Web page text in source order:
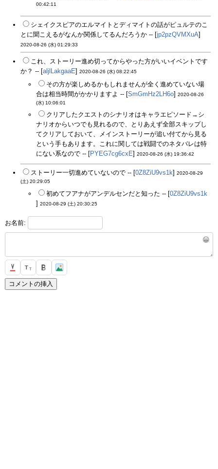
00:42:11
シェイクスピアのエルマイトとディマイトの話がピュルテのこ
とに聞こえるがなんか関係してるんだろうか -- [jp2pzQVMXuA]
2020-08-26 (水) 01:29:33
これ、ストーリー進め切ってからやった方がいいイベントです
か？ -- [aljlLakgaaE] 2020-08-26 (水) 08:22:45
その方が楽しめるかもしれませんが全く進めていない場
合は相当時間がかかりますよ -- [SmGmHz2LH6o] 2020-08-26
(水) 10:06:01
クリアしたクエストのシナリオはキャラエピソード→シ
ナリオからいつでも見れるので、とりあえず全部スキップし
てクリアしておいて、メインストーリーが追い付てから見る
という手もあります。これに関しては戦闘でのネタバレは特
にない系なので -- [PYEG7cg6cxE] 2020-08-26 (水) 19:36:42
ストーリー一切進めていないので -- [0Z8ZiU9vs1k] 2020-08-29
(土) 20:29:05
初めてフアナがアンデルセンだと知った -- [0Z8ZiU9vs1k
] 2020-08-29 (土) 20:30:25
お名前:
😀
T T